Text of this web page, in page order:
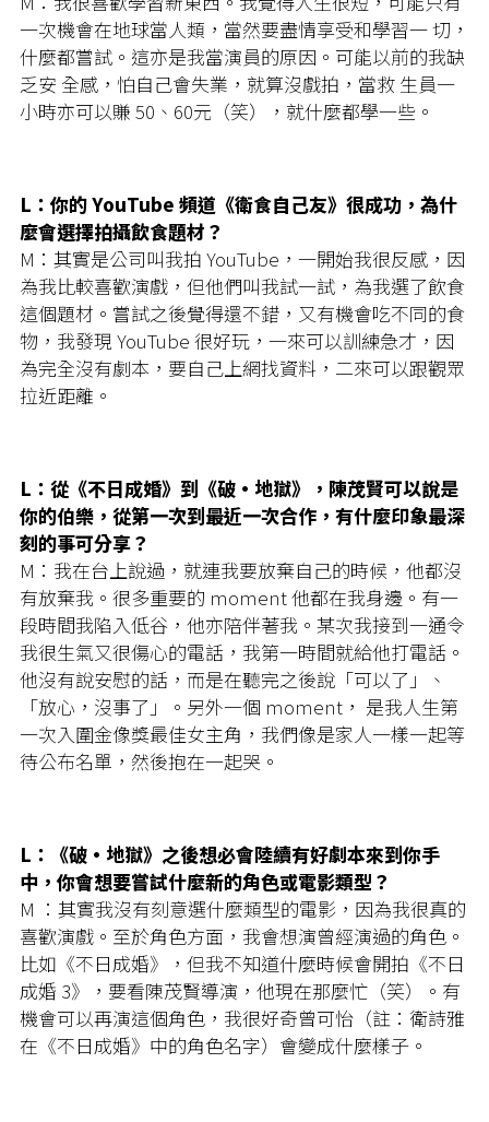
一次機會在地球當人類，當然要盡情享受和學習一 切，
什麼都嘗試。這亦是我當演員的原因。可能以前的我缺
乏安 全感，怕自己會失業，就算沒戲拍，當救 生員一
小時亦可以賺 50、60元（笑），就什麼都學一些。
L：你的 YouTube 頻道《衛食自己友》很成功，為什
麼會選擇拍攝飲食題材？
M：其實是公司叫我拍 YouTube，一開始我很反感，因
為我比較喜歡演戲，但他們叫我試一試，為我選了飲食
這個題材。嘗試之後覺得還不錯，又有機會吃不同的食
物，我發現 YouTube 很好玩，一來可以訓練急才，因
為完全沒有劇本，要自己上網找資料，二來可以跟觀眾
拉近距離。
L：從《不日成婚》到《破·地獄》，陳茂賢可以說是
你的伯樂，從第一次到最近一次合作，有什麼印象最深
刻的事可分享？
M：我在台上說過，就連我要放棄自己的時候，他都沒
有放棄我。很多重要的 moment 他都在我身邊。有一
段時間我陷入低谷，他亦陪伴著我。某次我接到一通令
我很生氣又很傷心的電話，我第一時間就給他打電話。
他沒有說安慰的話，而是在聽完之後說「可以了」、
「放心，沒事了」。另外一個 moment， 是我人生第
一次入圍金像獎最佳女主角，我們像是家人一樣一起等
待公布名單，然後抱在一起哭。
L：《破·地獄》之後想必會陸續有好劇本來到你手
中，你會想要嘗試什麼新的角色或電影類型？
M ：其實我沒有刻意選什麼類型的電影，因為我很真的
喜歡演戲。至於角色方面，我會想演曾經演過的角色。
比如《不日成婚》，但我不知道什麼時候會開拍《不日
成婚 3》，要看陳茂賢導演，他現在那麼忙（笑）。有
機會可以再演這個角色，我很好奇曾可怡（註：衛詩雅
在《不日成婚》中的角色名字）會變成什麼樣子。